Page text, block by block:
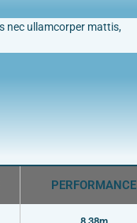
nec ullamcorper mattis,
PERFORMANCE